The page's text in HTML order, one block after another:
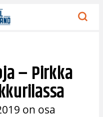
– Pirkka
on osa